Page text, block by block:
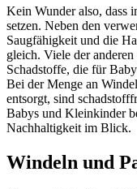
Kein Wunder also, dass
setzen. Neben den
Saugfähigkeit und die
gleich. Viele der
Schadstoffe, die für
Bei der Menge an
entsorgt, sind
Babys und Kleinkinder
Nachhaltigkeit im Blick.
Windeln und